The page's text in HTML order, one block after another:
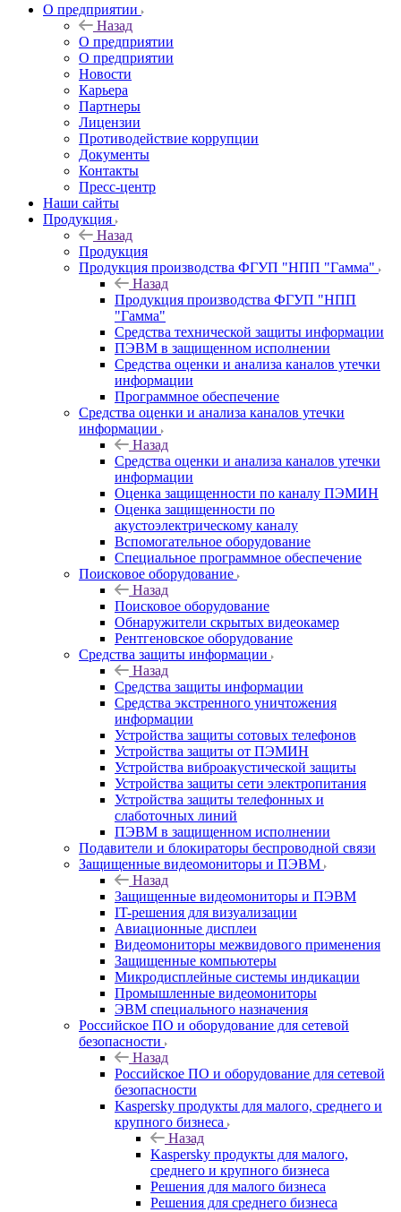
О предприятии
Назад
О предприятии
О предприятии
Новости
Карьера
Партнеры
Лицензии
Противодействие коррупции
Документы
Контакты
Пресс-центр
Наши сайты
Продукция
Назад
Продукция
Продукция производства ФГУП "НПП "Гамма"
Назад
Продукция производства ФГУП "НПП
"Гамма"
Средства технической защиты информации
ПЭВМ в защищенном исполнении
Средства оценки и анализа каналов утечки
информации
Программное обеспечение
Средства оценки и анализа каналов утечки
информации
Назад
Средства оценки и анализа каналов утечки
информации
Оценка защищенности по каналу ПЭМИН
Оценка защищенности по
акустоэлектрическому каналу
Вспомогательное оборудование
Специальное программное обеспечение
Поисковое оборудование
Назад
Поисковое оборудование
Обнаружители скрытых видеокамер
Рентгеновское оборудование
Средства защиты информации
Назад
Средства защиты информации
Средства экстренного уничтожения
информации
Устройства защиты сотовых телефонов
Устройства защиты от ПЭМИН
Устройства виброакустической защиты
Устройства защиты сети электропитания
Устройства защиты телефонных и
слаботочных линий
ПЭВМ в защищенном исполнении
Подавители и блокираторы беспроводной связи
Защищенные видеомониторы и ПЭВМ
Назад
Защищенные видеомониторы и ПЭВМ
IT-решения для визуализации
Авиационные дисплеи
Видеомониторы межвидового применения
Защищенные компьютеры
Микродисплейные системы индикации
Промышленные видеомониторы
ЭВМ специального назначения
Российское ПО и оборудование для сетевой
безопасности
Назад
Российское ПО и оборудование для сетевой
безопасности
Kaspersky продукты для малого, среднего и
крупного бизнеса
Назад
Kaspersky продукты для малого,
среднего и крупного бизнеса
Решения для малого бизнеса
Решения для среднего бизнеса